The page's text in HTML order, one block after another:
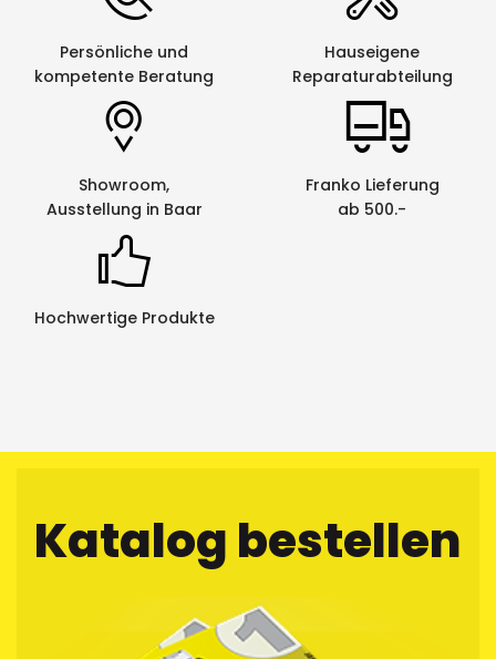
Persönliche und
kompetente Beratung
Hauseigene
Reparaturabteilung
Showroom,
Ausstellung in Baar
Franko Lieferung
ab 500.-
Hochwertige Produkte
Katalog bestellen